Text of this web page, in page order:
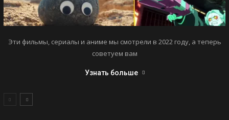
Эти фильмы, сериалы и аниме мы смотрели в 2022 году, а теперь
советуем вам
Узнать больше